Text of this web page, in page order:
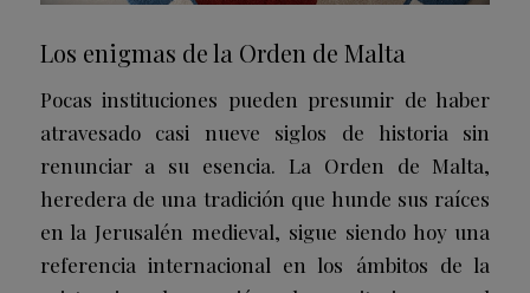
Los enigmas de la Orden de Malta
Pocas instituciones pueden presumir de haber
atravesado casi nueve siglos de historia sin
renunciar a su esencia. La Orden de Malta,
heredera de una tradición que hunde sus raíces
en la Jerusalén medieval, sigue siendo hoy una
referencia internacional en los ámbitos de la